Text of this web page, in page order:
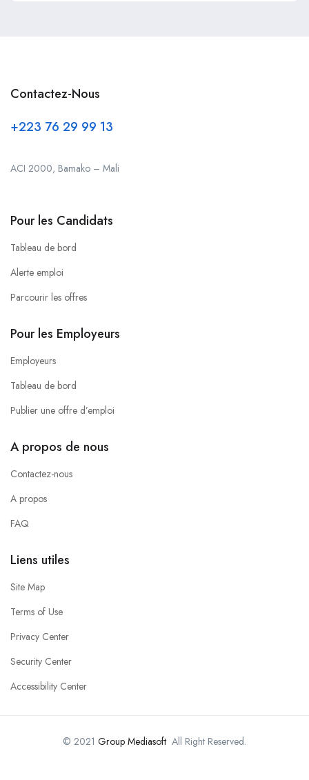
Contactez-Nous
+223 76 29 99 13
ACI 2000, Bamako – Mali
Pour les Candidats
Tableau de bord
Alerte emploi
Parcourir les offres
Pour les Employeurs
Employeurs
Tableau de bord
Publier une offre d’emploi
A propos de nous
Contactez-nous
A propos
FAQ
Liens utiles
Site Map
Terms of Use
Privacy Center
Security Center
Accessibility Center
© 2021 Group Mediasoft All Right Reserved.